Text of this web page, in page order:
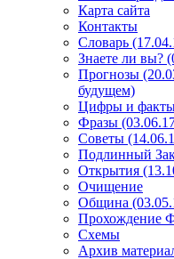
Карта сайта
Контакты
Словарь
Знаете ли вы?
Прогнозы
будущем)
Цифры и факты
Фразы
Советы
Подлинный
Открытия
Очищение
Община
Прохождение
Схемы
Архив